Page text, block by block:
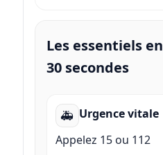
Les essentiels en
30 secondes
🚑 Urgence vitale
Appelez 15 ou 112